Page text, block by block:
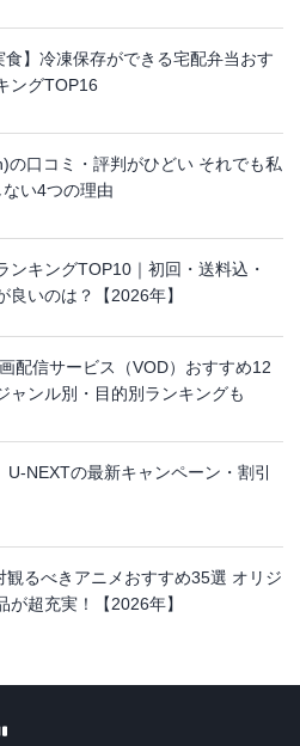
食】冷凍保存ができる宅配弁当おす
ングTOP16
の口コミ・評判がひどい それでも私
い4つの理由
ンキングTOP10｜初回・送料込・
良いのは？【2026年】
配信サービス（VOD）おすすめ12
ャンル別・目的別ランキングも
U-NEXTの最新キャンペーン・割引
観るべきアニメおすすめ35選 オリジ
が超充実！【2026年】